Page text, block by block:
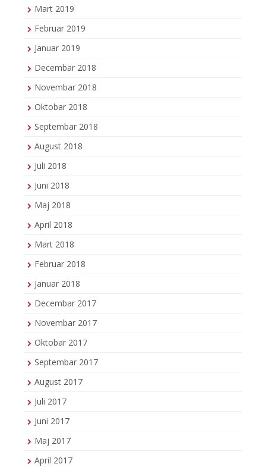
Mart 2019
Februar 2019
Januar 2019
Decembar 2018
Novembar 2018
Oktobar 2018
Septembar 2018
August 2018
Juli 2018
Juni 2018
Maj 2018
April 2018
Mart 2018
Februar 2018
Januar 2018
Decembar 2017
Novembar 2017
Oktobar 2017
Septembar 2017
August 2017
Juli 2017
Juni 2017
Maj 2017
April 2017